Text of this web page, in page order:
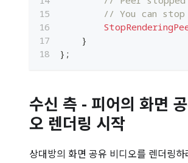
// You can
}
} ;
수신 측 - 피어의 화면
오 렌더링 시작
상대방의 화면 공유 비디오를 렌더링하